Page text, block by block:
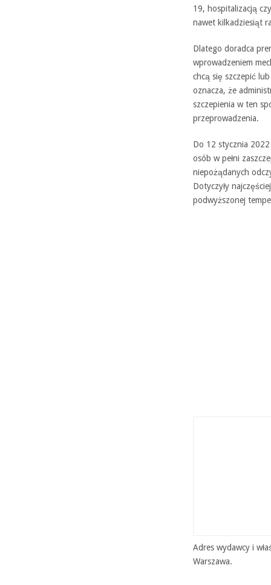
19, hospitalizacją
nawet kilkadziesiąt
Dlatego doradca
wprowadzeniem
chcą się szczepić
oznacza, że
szczepienia w ten
przeprowadzenia.
Do 12 stycznia
osób w pełni
niepożądanych
Dotyczyły
podwyższonej
Adres wydawcy i
Warszawa.